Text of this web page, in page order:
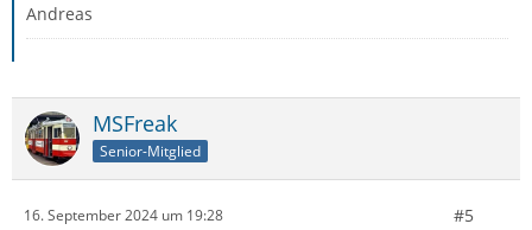
Andreas
MSFreak
Senior-Mitglied
16. September 2024 um 19:28 #5